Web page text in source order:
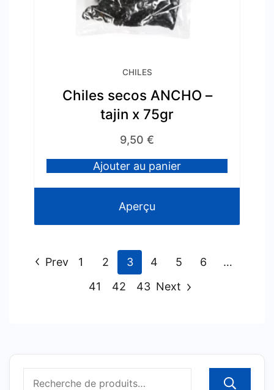
CHILES
Chiles secos ANCHO –
tajin x 75gr
9,50 €
Ajouter au panier
Aperçu
Prev 1 2 3 4 5 6
…
41
42 43 Next